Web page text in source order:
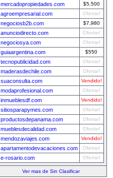
mercadopropiedades.com $5,500
agroempresarial.com Ofertar!
negociosb2b.com $7,980
anunciodirecto.com Ofertar!
negociosya.com Ofertar!
guiaargentina.com $550
tecnopublicidad.com Ofertar!
maderasdechile.com Ofertar!
suaconsulta.com Vendido!
modaprofesional.com Ofertar!
inmueblesdf.com Vendido!
sitiosparapymes.com Ofertar!
productosdepanama.com Ofertar!
mueblesdecalidad.com Ofertar!
mendozaviajes.com Vendido!
apartamentodevacaciones.com Ofertar!
e-rosario.com Ofertar!
Ver mas de Sin Clasificar